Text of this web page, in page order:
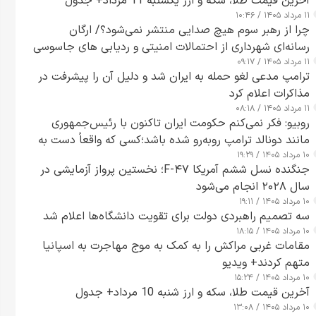
۱۱ مرداد ۱۴۰۵ / ۱۰:۴۶
چرا از رهبر سوم هیچ صدایی منتشر نمی‌شود؟/ ارگان
رسانه‌ای شهرداری از احتمالات امنیتی و ردیابی های جاسوسی
گفت
۱۱ مرداد ۱۴۰۵ / ۰۹:۱۷
ترامپ مدعی لغو حمله به ایران شد و دلیل آن را پیشرفت در
مذاکرات اعلام کرد
۱۱ مرداد ۱۴۰۵ / ۰۸:۱۸
روبیو: فکر نمی‌کنم حکومت ایران تاکنون با رئیس‌جمهوری
مانند دونالد ترامپ روبه‌رو شده باشد؛کسی که واقعاً دست به
اقدام می‌زند
۱۰ مرداد ۱۴۰۵ / ۱۹:۲۹
جنگنده نسل ششم آمریکا F-۴۷؛ نخستین پرواز آزمایشی در
سال ۲۰۲۸ انجام می‌شود
۱۰ مرداد ۱۴۰۵ / ۱۹:۱۱
سه تصمیم راهبردی دولت برای تقویت دانشگاه‌ها اعلام شد
۱۰ مرداد ۱۴۰۵ / ۱۸:۱۵
مقامات غربی مراکش را به کمک به موج مهاجرت به اسپانیا
متهم کردند+ ویدیو
۱۰ مرداد ۱۴۰۵ / ۱۵:۲۴
آخرین قیمت طلا، سکه و ارز شنبه 10 مرداد+ جدول
۱۰ مرداد ۱۴۰۵ / ۱۳:۰۸